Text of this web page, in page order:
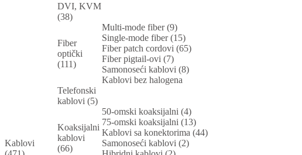
Kablovi
DVI, KVM
(38)
Fiber
optički
(111)
Multi-mode fiber (9)
Single-mode fiber (15)
Fiber patch cordovi (65)
Fiber pigtail-ovi (7)
Samonoseći kablovi (8)
Kablovi bez halogena
Telefonski
kablovi (5)
Koaksijalni
kablovi
(66)
50-omski koaksijalni (4)
75-omski koaksijalni (13)
Kablovi sa konektorima (44)
Samonoseći kablovi (2)